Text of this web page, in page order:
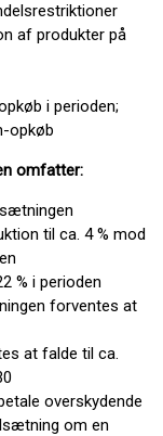
af produkter på
i perioden;
opkøb
omfatter:
til ca. 4 % mod
% i perioden
forventes at
at falde til ca.
overskydende
om en